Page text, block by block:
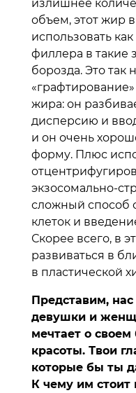
излишнее
объем, этот жир
использовать
филлера в такие
борозда. Это так
жира: он
дисперсию и
и он очень
форму. Плюс
экзосомально-
сложный способ
клеток и
Скорее всего, в
развиваться в
в пластической
Представим,
девушки и
мечтает о
красоты. Твои
которые бы ты
К чему им стоит